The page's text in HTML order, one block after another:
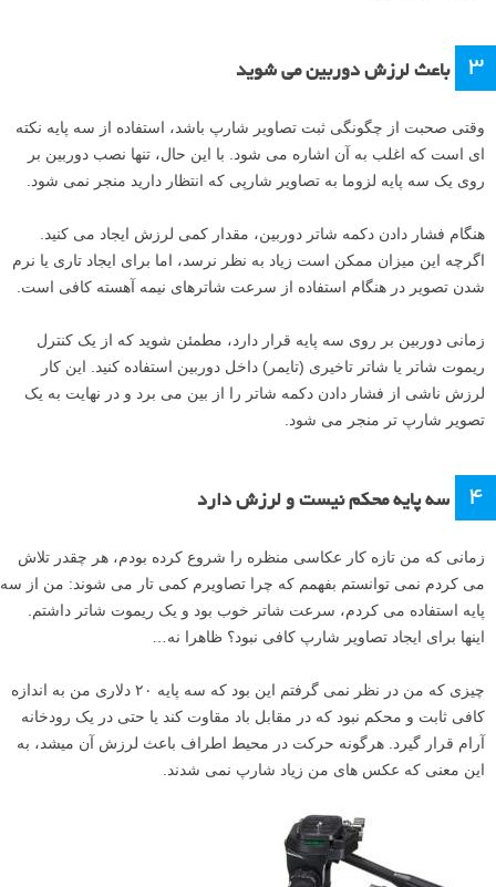
۳ باعث لرزش دوربین می شوید
وقتی صحبت از چگونگی ثبت تصاویر شارپ باشد، استفاده از سه پایه نکته
ای است که اغلب به آن اشاره می شود. با این حال، تنها نصب دوربین بر
روی یک سه پایه لزوما به تصاویر شارپی که انتظار دارید منجر نمی شود.
هنگام فشار دادن دکمه شاتر دوربین، مقدار کمی لرزش ایجاد می کنید.
اگرچه این میزان ممکن است زیاد به نظر نرسد، اما برای ایجاد تاری یا نرم
شدن تصویر در هنگام استفاده از سرعت شاترهای نیمه آهسته کافی است.
زمانی دوربین بر روی سه پایه قرار دارد، مطمئن شوید که از یک کنترل
ریموت شاتر یا شاتر تاخیری (تایمر) داخل دوربین استفاده کنید. این کار
لرزش ناشی از فشار دادن دکمه شاتر را از بین می برد و در نهایت به یک
تصویر شارپ تر منجر می شود.
۴ سه پایه محکم نیست و لرزش دارد
زمانی که من تازه کار عکاسی منظره را شروع کرده بودم، هر چقدر تلاش
می کردم نمی توانستم بفهمم که چرا تصاویرم کمی تار می شوند: من از سه
پایه استفاده می کردم، سرعت شاتر خوب بود و یک ریموت شاتر داشتم.
اینها برای ایجاد تصاویر شارپ کافی نبود؟ ظاهرا نه…
چیزی که من در نظر نمی گرفتم این بود که سه پایه ۲۰ دلاری من به اندازه
کافی ثابت و محکم نبود که در مقابل باد مقاوت کند یا حتی در یک رودخانه
آرام قرار گیرد. هرگونه حرکت در محیط اطراف باعث لرزش آن میشد، به
این معنی که عکس های من زیاد شارپ نمی شدند.